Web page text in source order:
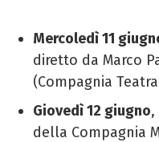
Mercoledì 11
diretto da Marco
(Compagnia
Giovedì 12 giugno,
della Compagnia